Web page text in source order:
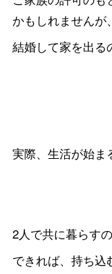
かもしれませんが、
結婚して家を出る
実際、生活が始ま
2人で共に暮らす
できれば、持ち込